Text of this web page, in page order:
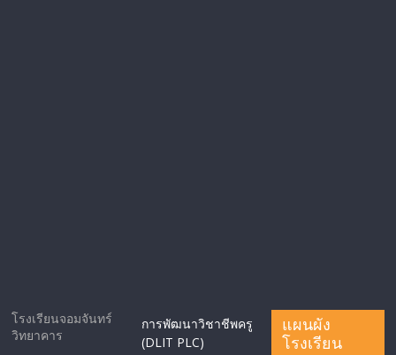
โรงเรียนจอมจันทร์
วิทยาคาร
การพัฒนาวิชาชีพครู
(DLIT PLC)
แผนผัง
โรงเรียน